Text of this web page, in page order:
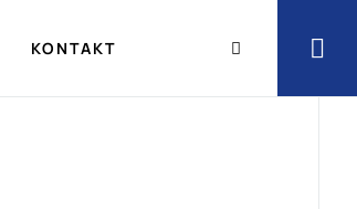
KONTAKT